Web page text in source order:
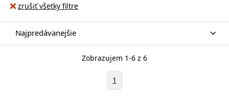
zrušiť všetky filtre
Najpredávanejšie
Zobrazujem 1-6 z 6
1